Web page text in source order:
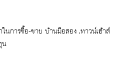
การซื้อ-ขาย บ้านมือสอง ,ทาวน์เฮ้าส์
น